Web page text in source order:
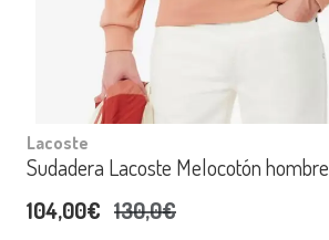
Lacoste
Sudadera Lacoste Melocotón hombre
104,00€ 130,0€